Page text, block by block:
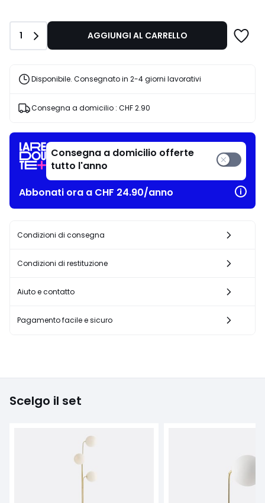
84.95
20%
riduzione
applicata.
Quantità
1 AGGIUNGI AL CARRELLO
Disponibile. Consegnato in 2-4 giorni lavorativi
Consegna a domicilio : CHF 2.90
Consegna a domicilio offerte
tutto l'anno
Abbonati ora a CHF 24.90/anno
Condizioni di consegna
Condizioni di restituzione
Aiuto e contatto
Pagamento facile e sicuro
Scelgo il set